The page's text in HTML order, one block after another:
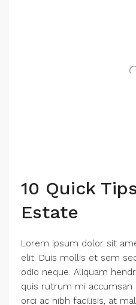
10 Quick
Estate
Lorem ipsum dolor sit
elit. Duis mollis et sem
odio neque. Aliquam
quis rutrum mi accumsan
orci ac nibh facilisis, at